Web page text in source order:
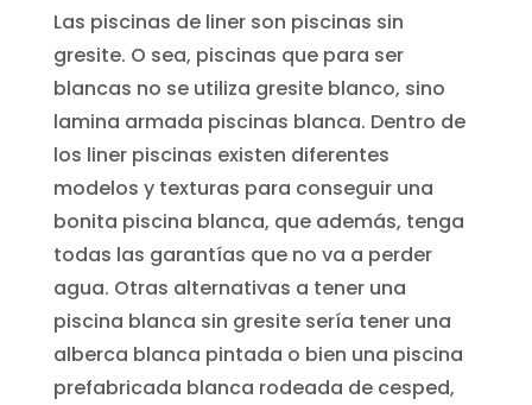
Las piscinas de liner son piscinas sin
gresite. O sea, piscinas que para ser
blancas no se utiliza gresite blanco, sino
lamina armada piscinas blanca. Dentro de
los liner piscinas existen diferentes
modelos y texturas para conseguir una
bonita piscina blanca, que además, tenga
todas las garantías que no va a perder
agua. Otras alternativas a tener una
piscina blanca sin gresite sería tener una
alberca blanca pintada o bien una piscina
prefabricada blanca rodeada de cesped,